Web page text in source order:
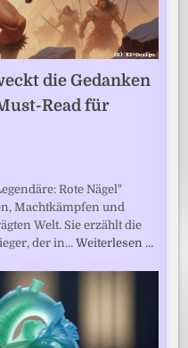
die Gedanken
Read für
Rote Nägel"
Machtkämpfen und
Welt. Sie erzählt die
der in…Weiterlesen …